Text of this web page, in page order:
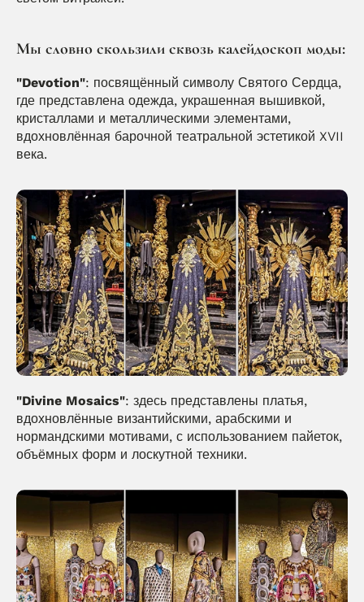
Мы словно скользили сквозь калейдоскоп моды:
"Devotion": посвящённый символу Святого Сердца,
где представлена одежда, украшенная вышивкой,
кристаллами и металлическими элементами,
вдохновлённая барочной театральной эстетикой XVII
века.
"Divine Mosaics": здесь представлены платья,
вдохновлённые византийскими, арабскими и
нормандскими мотивами, с использованием пайеток,
объёмных форм и лоскутной техники.